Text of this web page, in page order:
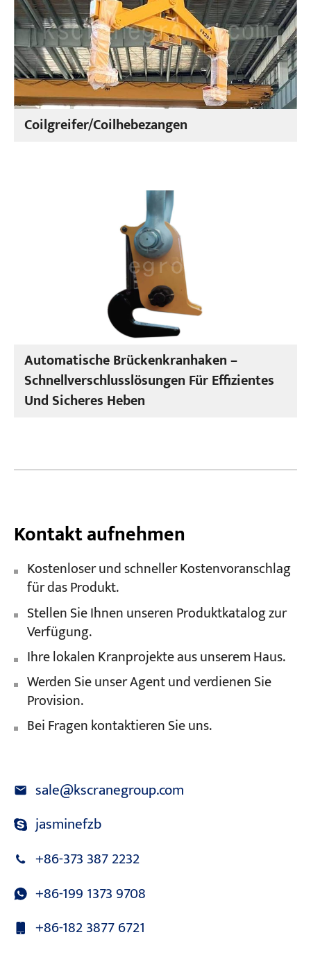
Coilgreifer/Coilhebezangen
Automatische Brückenkranhaken –
Schnellverschlusslösungen Für Effizientes
Und Sicheres Heben
Kontakt aufnehmen
Kostenloser und schneller Kostenvoranschlag
für das Produkt.
Stellen Sie Ihnen unseren Produktkatalog zur
Verfügung.
Ihre lokalen Kranprojekte aus unserem Haus.
Werden Sie unser Agent und verdienen Sie
Provision.
Bei Fragen kontaktieren Sie uns.
sale@kscranegroup.com
jasminefzb
+86-373 387 2232
+86-199 1373 9708
+86-182 3877 6721